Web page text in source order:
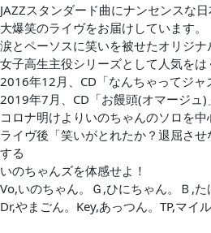
JAZZスタンダード曲にナンセンスな
大爆笑のライヴをお届けしています。
涙とペーソスに笑いを被せたオリジナ
女子高生主役シリーズとして人気をは
2016年12月、CD「なんちゃってジャ
2019年7月、CD「お饅頭(オマージュ)
コロナ明けよりいのちゃんのソロを
ライヴ後「笑いがとれたか？退屈さ
する
いのちゃんズを体感せよ！
Vo,いのちゃん。Ｇ,ひにちゃん。Ｂ,た
Dr,やまごん。Key,あっつん。TP,マイ